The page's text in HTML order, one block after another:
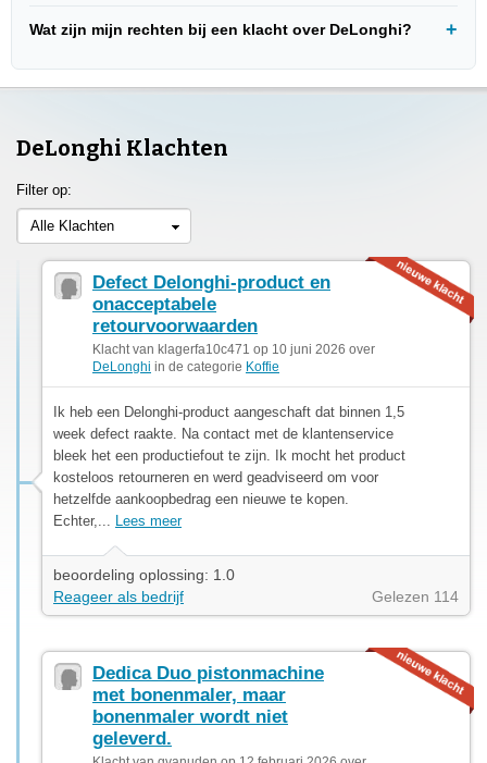
Wat zijn mijn rechten bij een klacht over DeLonghi?
DeLonghi Klachten
Filter op:
Alle Klachten
Defect Delonghi-product en
onacceptabele
retourvoorwaarden
Klacht van klagerfa10c471 op 10 juni 2026 over
DeLonghi in de categorie Koffie
Ik heb een Delonghi-product aangeschaft dat binnen 1,5
week defect raakte. Na contact met de klantenservice
bleek het een productiefout te zijn. Ik mocht het product
kosteloos retourneren en werd geadviseerd om voor
hetzelfde aankoopbedrag een nieuwe te kopen.
Echter,... Lees meer
beoordeling oplossing: 1.0
Reageer als bedrijf
Gelezen 114
Dedica Duo pistonmachine
met bonenmaler, maar
bonenmaler wordt niet
geleverd.